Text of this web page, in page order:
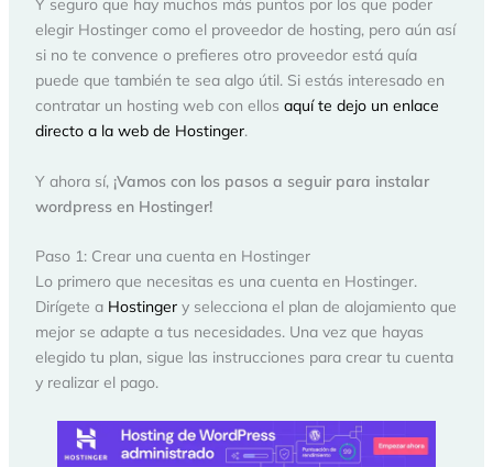
Y seguro que hay muchos más puntos por los que poder
elegir Hostinger como el proveedor de hosting, pero aún así
si no te convence o prefieres otro proveedor está quía
puede que también te sea algo útil. Si estás interesado en
contratar un hosting web con ellos aquí te dejo un enlace
directo a la web de Hostinger.
Y ahora sí, ¡Vamos con los pasos a seguir para instalar
wordpress en Hostinger!
Paso 1: Crear una cuenta en Hostinger
Lo primero que necesitas es una cuenta en Hostinger.
Dirígete a Hostingery selecciona el plan de alojamiento que
mejor se adapte a tus necesidades. Una vez que hayas
elegido tu plan, sigue las instrucciones para crear tu cuenta
y realizar el pago.